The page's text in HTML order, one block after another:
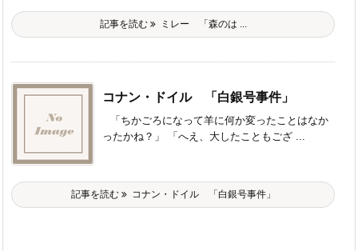
記事を読む ミレー 「森のは ...
コナン・ドイル 「白銀号事件」
「ちかごろになって羊に何か変ったことはなか
ったかね？」 「へえ、大したこともござ ...
記事を読む コナン・ドイル 「白銀号事件」